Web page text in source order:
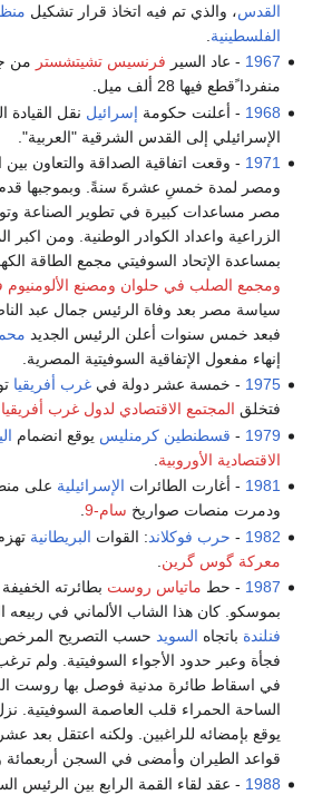
القدس، والذي تم فيه اتخاذ قرار تشكيل
الفلسطينية
1967 - عاد السير فرنسيس تشيتشستر من
منفردا ًقطع فيها 28 ألف ميل.
1968 - أعلنت حكومة إسرائيل نقل
الإسرائيلي إلى القدس الشرقية "العربية".
1971 - وقعت اتفاقية الصداقة والتعاون بين
ومصر لمدة خمسِ عشرةَ سنةً. وبموجبها قدم
مصر مساعدات كبيرة في تطوير الصناعة
الزراعية واعداد الكوادر الوطنية. ومن اكبر
بمساعدة الإتحاد السوفيتي مجمع الطاقة
ومجمع الصلب في حلوان ومصنع
سياسة مصر بعد وفاة الرئيس جمال عبد
فبعد خمس سنوات أعلن الرئيس الجديد
إنهاء مفعول الإتفاقية السوفيتية المصرية.
1975 - خمسة عشر دولة فيغرب أفريقيا
فتخلق المجتمع الاقتصادي لدول غرب أفريقيا
1979
- قسطنطين كرمنليس يوقع انضمام
الاقتصادية الأوروبية
1981 - أغارت الطائرات الإسرائيلية على
ودمرت منصات صواريخ سام-9 .
1982
- حرب فوكلاند: القوات البريطانية
معركة گوس گرين
1987 - حط ماتياس روست بطائرته
بموسكو. كان هذا الشاب الألماني في ربيعه
فنلندة باتجاه السويد حسب التصريح المرخص.
فجأة وعبر حدود الأجواء السوفيتية. ولم
في اسقاط طائرة مدنية فوصل بها روست
الساحة الحمراء قلب العاصمة السوفيتية.
يوقع بإمضائه للراغبين. ولكنه اعتقل بعد
قواعد الطيران وأمضى في السجن أربعمائة
1988 - عقد لقاء القمة الرابع بين الرئيس